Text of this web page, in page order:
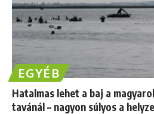
EGYÉB
Hatalmas lehet a baj a
tavánál – nagyon súlyos a